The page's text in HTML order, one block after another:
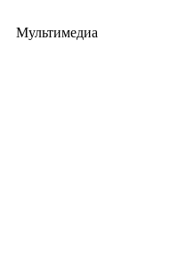
Мультимедиа